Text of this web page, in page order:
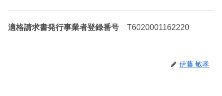
適格請求書発行事業者登録番号 T6020001162220
伊藤 敏孝